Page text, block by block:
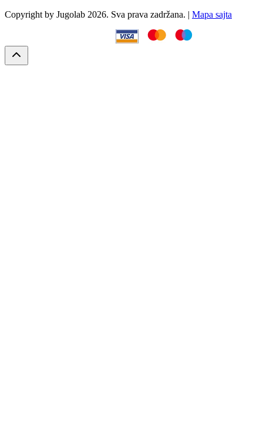
Copyright by Jugolab 2026. Sva prava zadržana. | Mapa sajta